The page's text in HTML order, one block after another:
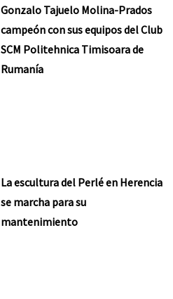
Gonzalo Tajuelo Molina-Prados
campeón con sus equipos del Club
SCM Politehnica Timisoara de
Rumanía
La escultura del Perlé en Herencia
se marcha para su
mantenimiento